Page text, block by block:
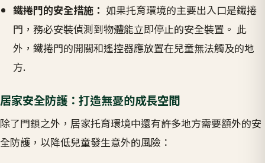
鐵捲門的安全措施： 如果托育環境的主要出入口是鐵捲
門，務必安裝偵測到物體能立即停止的安全裝置。 此
外，鐵捲門的開關和遙控器應放置在兒童無法觸及的地
方.
居家安全防護：打造無憂的成長空間
除了門鎖之外，居家托育環境中還有許多地方需要額外的安
全防護，以降低兒童發生意外的風險：